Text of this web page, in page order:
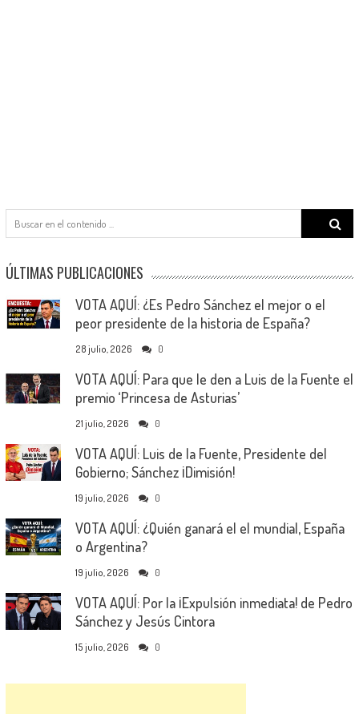
Search
for:
ÚLTIMAS PUBLICACIONES
VOTA AQUÍ: ¿Es Pedro Sánchez el mejor o el
peor presidente de la historia de España?
28 julio, 2026 0
VOTA AQUÍ: Para que le den a Luis de la Fuente el
premio ‘Princesa de Asturias’
21 julio, 2026 0
VOTA AQUÍ: Luis de la Fuente, Presidente del
Gobierno; Sánchez ¡Dimisión!
19 julio, 2026 0
VOTA AQUÍ: ¿Quién ganará el el mundial, España
o Argentina?
19 julio, 2026 0
VOTA AQUÍ: Por la ¡Expulsión inmediata! de Pedro
Sánchez y Jesús Cintora
15 julio, 2026 0